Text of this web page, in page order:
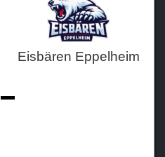
Eisbären Eppelheim